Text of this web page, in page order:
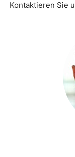
Kontaktieren Sie